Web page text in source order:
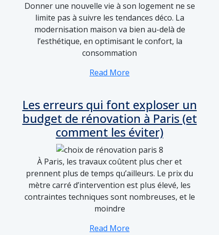
Donner une nouvelle vie à son logement ne se
limite pas à suivre les tendances déco. La
modernisation maison va bien au-delà de
l’esthétique, en optimisant le confort, la
consommation
Read More
Les erreurs qui font exploser un
budget de rénovation à Paris (et
comment les éviter)
À Paris, les travaux coûtent plus cher et
prennent plus de temps qu’ailleurs. Le prix du
mètre carré d’intervention est plus élevé, les
contraintes techniques sont nombreuses, et le
moindre
Read More